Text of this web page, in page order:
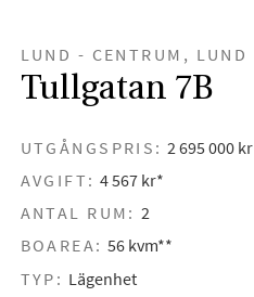
LUND - CENTRUM, LUND
Tullgatan 7B
UTGÅNGSPRIS: 2 695 000 kr
AVGIFT: 4 567 kr*
ANTAL RUM: 2
BOAREA: 56 kvm**
TYP: Lägenhet